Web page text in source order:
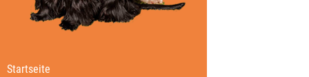
Startseite